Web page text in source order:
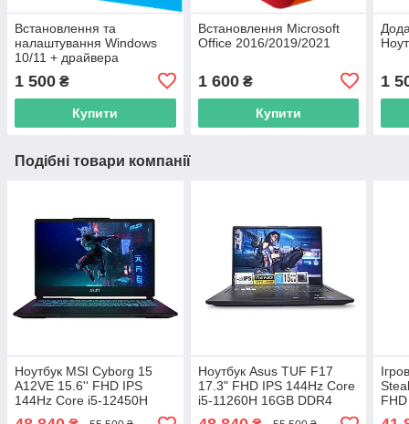
Встановлення та
налаштування Windows
10/11 + драйвера
1 500 ₴
Купити
Встановлення Microsoft
Office 2016/2019/2021
1 600₴
Купити
1
Подібні товари компанії
Ноутбук MSI Cyborg 15
A12VE 15.6'' FHD IPS
144Hz Core i5-12450H
8GB SSD 512GB Nvidia
Ноутбук Asus TUF F17
17.3" FHD IPS 144Hz Core
i5-11260H 16GB DDR4
SSD 512GB Nvidia RTX